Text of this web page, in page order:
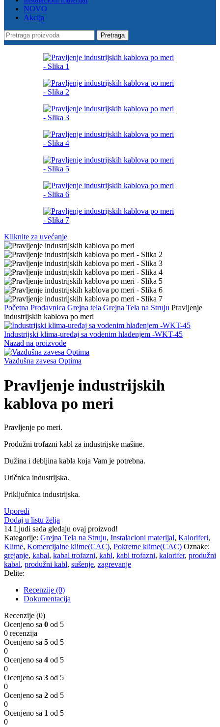
NOVO
Akcija
Pretraga
Kliknite za uvećanje
Početna Prodavnica Grejna tela Grejna Tela na Struju Pravljenje
industrijskih kablova po meri
Industrijski klima-uređaj sa vodenim hlađenjem -WKT-45
Nazad na proizvode
Vazdušna zavesa Optima
Pravljenje industrijskih
kablova po meri
Pravljenje po meri.
Produžni trofazni kabl za industrijske mašine.
Dužina i debljina kabla koja Vam je potrebna.
Utičnica industrijska.
Priključnica industrijska.
Uporedi
Dodaj u listu želja
14 Ljudi sada gledaju ovaj proizvod!
Kategorije: Grejna Tela na Struju, Instalacioni materijal, Kaloriferi,
Klime, Komercijalne klime(CAC), Pokretne klime(CAC) Oznake:
grejanje, kabal, kabal trofazni, kabl, kabl trofazni, kalorifer, produžni
kabal, produžni kabl, sušenje, zagrevanje
Delite:
Recenzije (0)
Dokumentacija
Recenzije (0)
Ocenjeno sa 0 od 5
0 recenzija
Ocenjeno sa 5 od 5
0
Ocenjeno sa 4 od 5
0
Ocenjeno sa 3 od 5
0
Ocenjeno sa 2 od 5
0
Ocenjeno sa 1 od 5
0